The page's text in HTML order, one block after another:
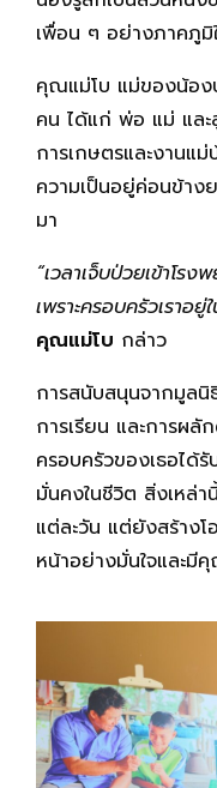
เพื่อน ๆ อย่างภาคภูมิ
คุณแม่โบ แม่ของน้อง
คน ได้แก่ พ่อ แม่ แล
การเกษตรและงานแ
ความเป็นอยู่ค่อนข้าง
มา
“เวลาเจ็บป่วยเข้าโร
เพราะครอบครัวเราอ
คุณแม่โบ กล่าว
การสนับสนุนจากมูล
การเรียน และการผ
ครอบครัวของเธอได้
มั่นคงในชีวิต สิ่งเหล่
แต่ละวัน แต่ยังสร้างโ
หน้าอย่างมั่นใจและ